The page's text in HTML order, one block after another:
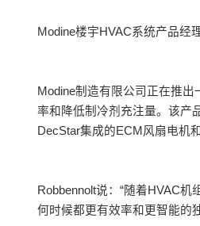
Modine楼宇HVAC系统产品经
Modine制造有限公司正在推
率和降低制冷剂充注量。该产
DecStar集成的ECM风扇电机
Robbennolt说：“随着HVAC
何时候都更有效率和更智能的